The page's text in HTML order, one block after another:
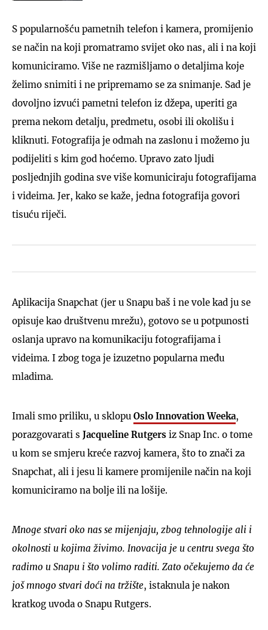
S popularnošću pametnih telefon i kamera, promijenio
se način na koji promatramo svijet oko nas, ali i na koji
komuniciramo. Više ne razmišljamo o detaljima koje
želimo snimiti i ne pripremamo se za snimanje. Sad je
dovoljno izvući pametni telefon iz džepa, uperiti ga
prema nekom detalju, predmetu, osobi ili okolišu i
kliknuti. Fotografija je odmah na zaslonu i možemo ju
podijeliti s kim god hoćemo. Upravo zato ljudi
posljednjih godina sve više komuniciraju fotografijama
i videima. Jer, kako se kaže, jedna fotografija govori
tisuću riječi.
Aplikacija Snapchat (jer u Snapu baš i ne vole kad ju se
opisuje kao društvenu mrežu), gotovo se u potpunosti
oslanja upravo na komunikaciju fotografijama i
videima. I zbog toga je izuzetno popularna među
mladima.
Imali smo priliku, u sklopu Oslo Innovation Weeka,
porazgovarati s Jacqueline Rutgers iz Snap Inc. o tome
u kom se smjeru kreće razvoj kamera, što to znači za
Snapchat, ali i jesu li kamere promijenile način na koji
komuniciramo na bolje ili na lošije.
Mnoge stvari oko nas se mijenjaju, zbog tehnologije ali i
okolnosti u kojima živimo. Inovacija je u centru svega što
radimo u Snapu i što volimo raditi. Zato očekujemo da će
još mnogo stvari doći na tržište, istaknula je nakon
kratkog uvoda o Snapu Rutgers.